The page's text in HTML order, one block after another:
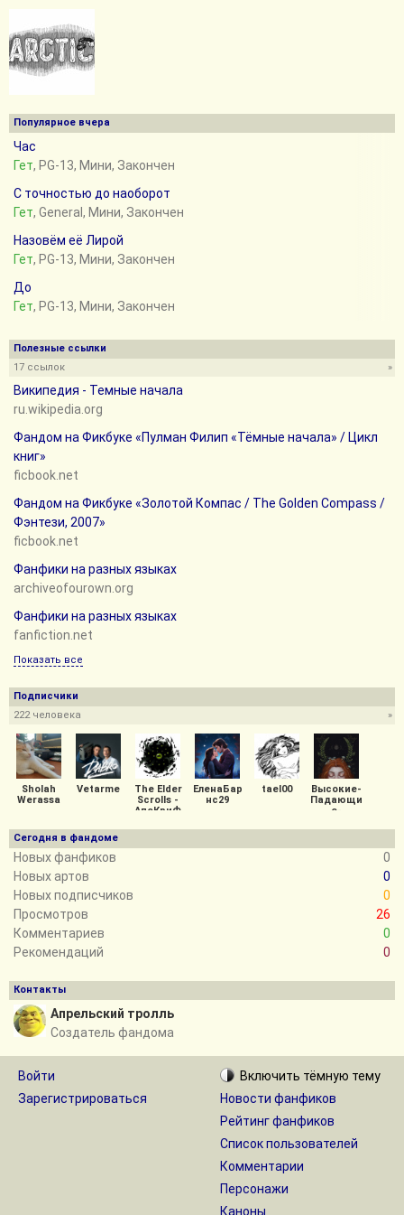
Популярное вчера
Час
Гет, PG-13, Мини, Закончен
С точностью до наоборот
Гет, General, Мини, Закончен
Назовём её Лирой
Гет, PG-13, Мини, Закончен
До
Гет, PG-13, Мини, Закончен
Полезные ссылки
17 ссылок
»
Википедия - Темные начала
ru.wikipedia.org
Фандом на Фикбуке «Пулман Филип «Тёмные начала» / Цикл
книг»
ficbook.net
Фандом на Фикбуке «Золотой Компас / The Golden Compass /
Фэнтези, 2007»
ficbook.net
Фанфики на разных языках
archiveofourown.org
Фанфики на разных языках
fanfiction.net
Показать все
Подписчики
222 человека
»
Sholah
Werassa
Vetarme
The Elder
Scrolls -
АпоКриФ
ЕленаБар
нс29
tael00
Высокие-
Падающи
е-
Сегодня в фандоме
Новых фанфиков
0
Новых артов
0
Новых подписчиков
0
Просмотров
26
Комментариев
0
Рекомендаций
0
Контакты
Апрельский тролль
Создатель фандома
Войти
Зарегистрироваться
Включить тёмную тему
Новости фанфиков
Рейтинг фанфиков
Список пользователей
Комментарии
Персонажи
Каноны